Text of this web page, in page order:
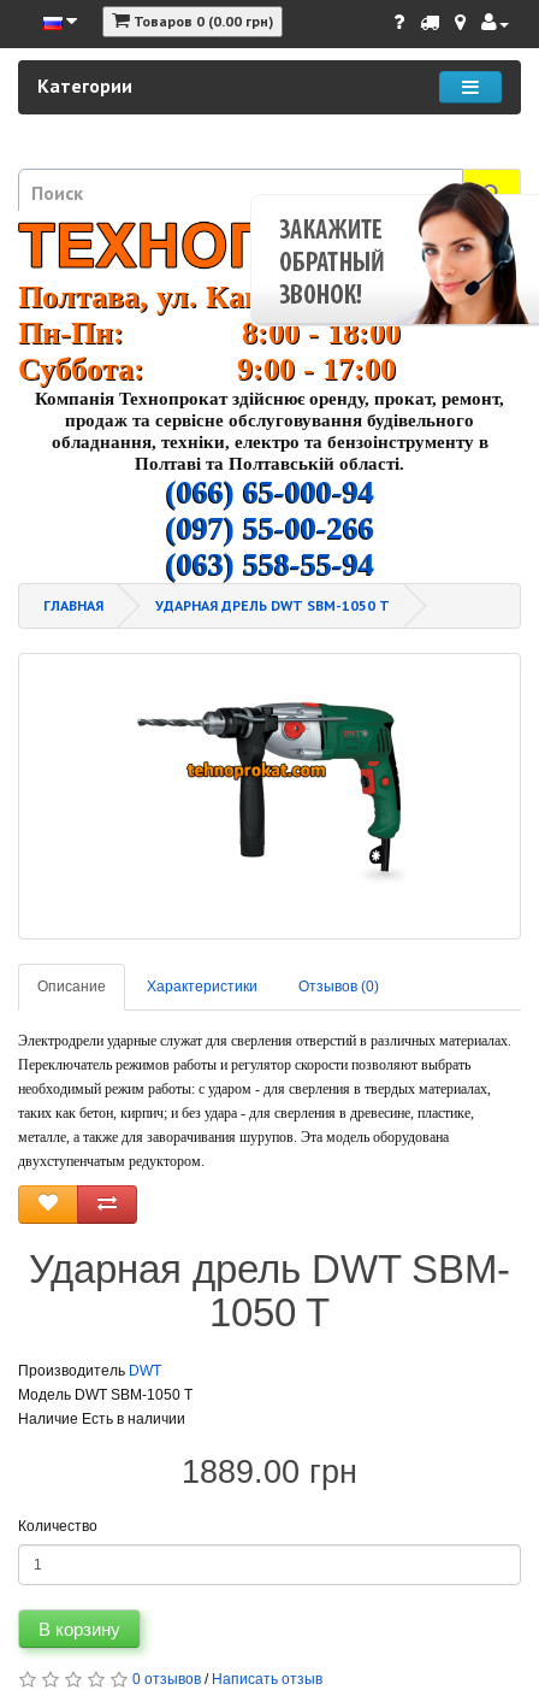
Товаров 0 (0.00 грн)
Категории
Полтава, ул. Кагамлыка 37
Пн-Пн: 8:00 - 18:00
Суббота: 9:00 - 17:00
Компанія Технопрокат здійснює оренду, прокат, ремонт,
продаж та сервісне обслуговування будівельного
обладнання, техніки, електро та бензоінструменту в
Полтаві та Полтавській області.
(066) 65-000-94
(097) 55-00-266
(063) 558-55-94
ГЛАВНАЯ УДАРНАЯ ДРЕЛЬ DWT SBM-1050 T
Описание Характеристики Отзывов (0)
Электродрели ударные служат для сверления отверстий в различных материалах.
Переключатель режимов работы и регулятор скорости позволяют выбрать
необходимый режим работы: с ударом - для сверления в твердых материалах,
таких как бетон, кирпич; и без удара - для сверления в древесине, пластике,
металле, а также для заворачивания шурупов. Эта модель оборудована
двухступенчатым редуктором.
Ударная дрель DWT SBM-
1050 T
Производитель DWT
Модель DWT SBM-1050 T
Наличие Есть в наличии
1889.00 грн
Количество
В корзину
0 отзывов / Написать отзыв